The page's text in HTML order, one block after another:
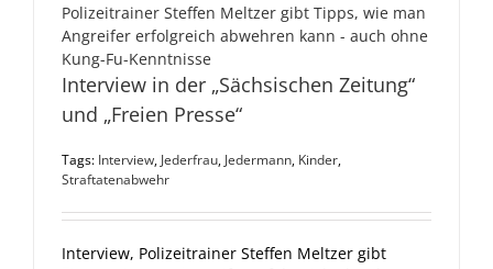
Polizeitrainer Steffen Meltzer gibt Tipps, wie man
Angreifer erfolgreich abwehren kann - auch ohne
Kung-Fu-Kenntnisse
Interview in der „Sächsischen Zeitung“
und „Freien Presse“
Tags: Interview, Jederfrau, Jedermann, Kinder,
Straftatenabwehr
Interview, Polizeitrainer Steffen Meltzer gibt